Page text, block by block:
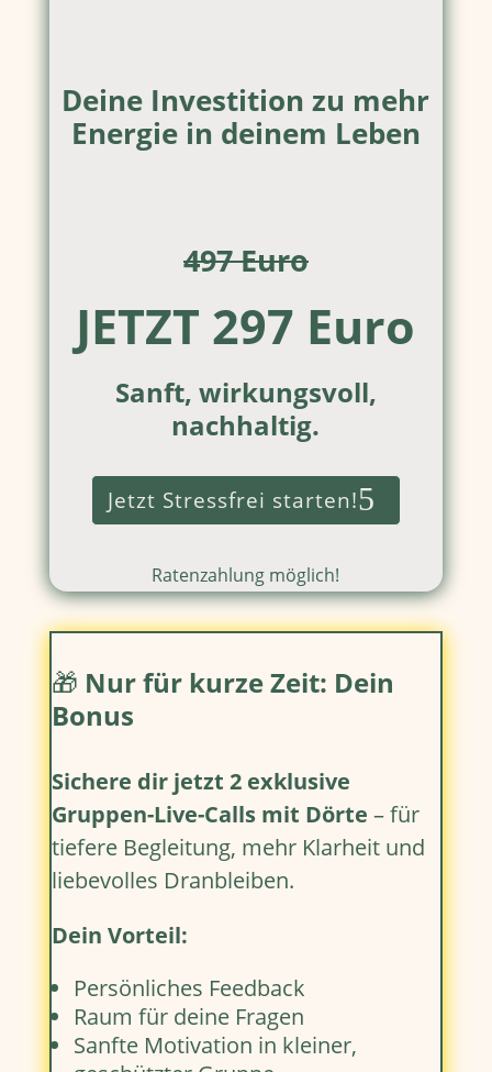
Deine Investition zu mehr
Energie in deinem Leben
497 Euro
JETZT 297 Euro
Sanft, wirkungsvoll,
nachhaltig.
Jetzt Stressfrei starten!
Ratenzahlung möglich!
🎁 Nur für kurze Zeit: Dein
Bonus
Sichere dir jetzt 2 exklusive
Gruppen-Live-Calls mit Dörte – für
tiefere Begleitung, mehr Klarheit und
liebevolles Dranbleiben.
Dein Vorteil:
Persönliches Feedback
Raum für deine Fragen
Sanfte Motivation in kleiner,